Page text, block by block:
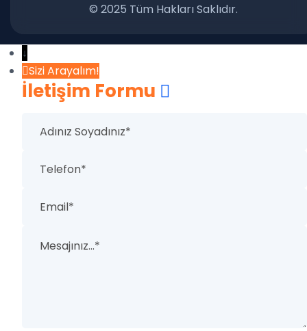
© 2025 Tüm Hakları Saklıdır.
↓
Sizi Arayalım!
İletişim Formu